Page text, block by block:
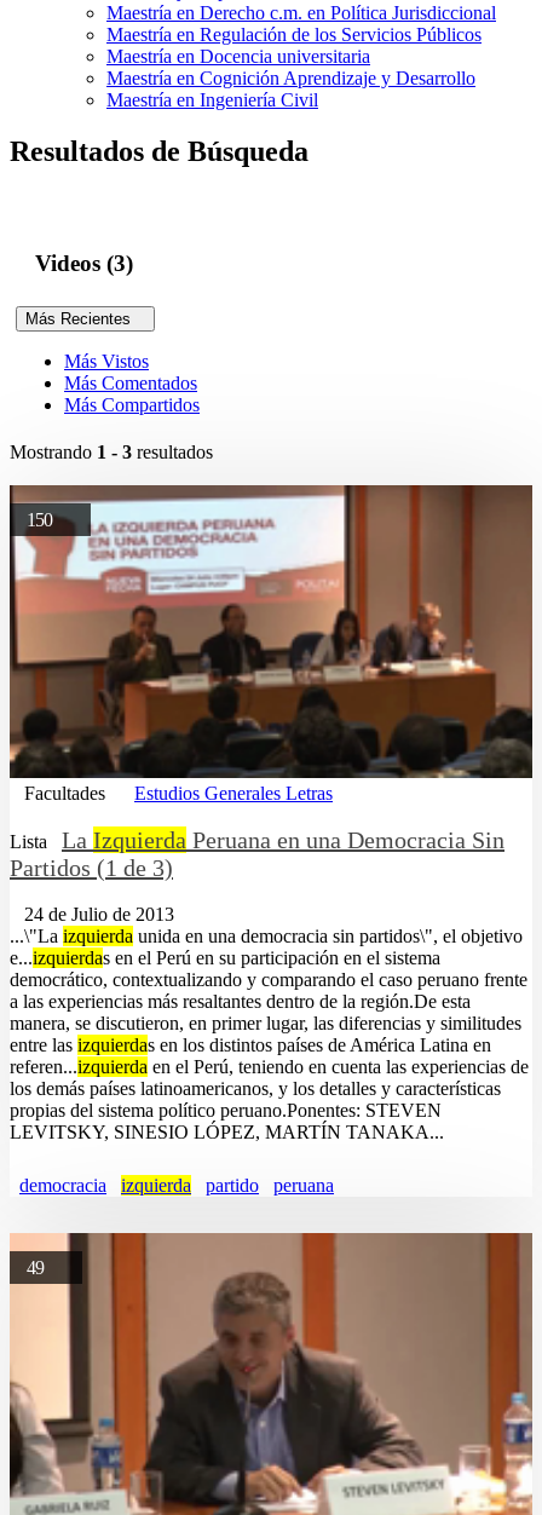
Maestría en Derecho c.m. en Política Jurisdiccional
Maestría en Regulación de los Servicios Públicos
Maestría en Docencia universitaria
Maestría en Cognición Aprendizaje y Desarrollo
Maestría en Ingeniería Civil
Resultados de Búsqueda
Videos (3)
Más Recientes
Más Vistos
Más Comentados
Más Compartidos
Mostrando 1 - 3 resultados
150
Facultades Estudios Generales Letras
Lista La Izquierda Peruana en una Democracia Sin
Partidos (1 de 3)
24 de Julio de 2013
...\"La izquierda unida en una democracia sin partidos\", el objetivo
e...izquierdas en el Perú en su participación en el sistema
democrático, contextualizando y comparando el caso peruano frente
a las experiencias más resaltantes dentro de la región.De esta
manera, se discutieron, en primer lugar, las diferencias y similitudes
entre las izquierdas en los distintos países de América Latina en
referen...izquierda en el Perú, teniendo en cuenta las experiencias de
los demás países latinoamericanos, y los detalles y características
propias del sistema político peruano.Ponentes: STEVEN
LEVITSKY, SINESIO LÓPEZ, MARTÍN TANAKA...
democracia izquierda partido peruana
49